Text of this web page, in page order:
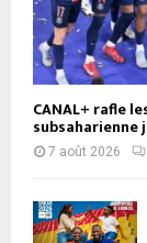
CANAL+ rafle
subsaharienne
7 août 2026